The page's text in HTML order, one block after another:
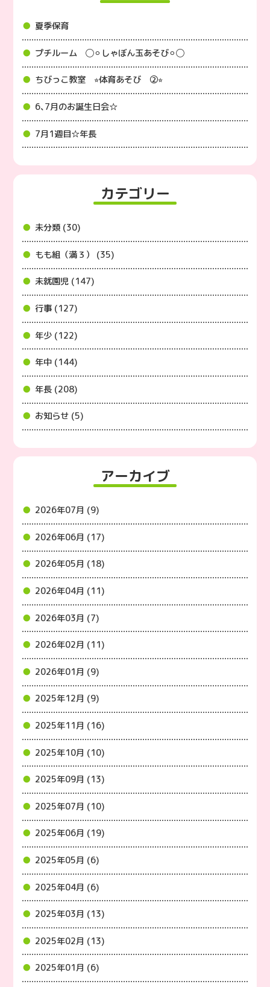
夏季保育
プチルーム ◯⚪︎しゃぼん玉あそび⚪︎◯
ちびっこ教室 ⭐︎体育あそび ②⭐︎
6､7月のお誕生日会☆
7月1週目☆年長
カテゴリー
未分類 (30)
もも組（満３） (35)
未就園児 (147)
行事 (127)
年少 (122)
年中 (144)
年長 (208)
お知らせ (5)
アーカイブ
2026年07月 (9)
2026年06月 (17)
2026年05月 (18)
2026年04月 (11)
2026年03月 (7)
2026年02月 (11)
2026年01月 (9)
2025年12月 (9)
2025年11月 (16)
2025年10月 (10)
2025年09月 (13)
2025年07月 (10)
2025年06月 (19)
2025年05月 (6)
2025年04月 (6)
2025年03月 (13)
2025年02月 (13)
2025年01月 (6)